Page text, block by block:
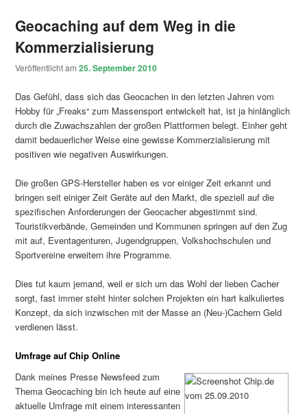
Geocaching auf dem Weg in die
Kommerzialisierung
Veröffentlicht am25. September 2010
Das Gefühl, dass sich das Geocachen in den letzten Jahren vom
Hobby für „Freaks“ zum Massensport entwickelt hat, ist ja hinlänglich
durch die Zuwachszahlen der großen Plattformen belegt. Einher geht
damit bedauerlicher Weise eine gewisse Kommerzialisierung mit
positiven wie negativen Auswirkungen.
Die großen GPS-Hersteller haben es vor einiger Zeit erkannt und
bringen seit einiger Zeit Geräte auf den Markt, die speziell auf die
spezifischen Anforderungen der Geocacher abgestimmt sind.
Touristikverbände, Gemeinden und Kommunen springen auf den Zug
mit auf, Eventagenturen, Jugendgruppen, Volkshochschulen und
Sportvereine erweitern ihre Programme.
Dies tut kaum jemand, weil er sich um das Wohl der lieben Cacher
sorgt, fast immer steht hinter solchen Projekten ein hart kalkuliertes
Konzept, da sich inzwischen mit der Masse an (Neu-)Cachern Geld
verdienen lässt.
Umfrage auf Chip Online
Dank meines Presse Newsfeed zum
Thema Geocaching bin ich heute auf eine
aktuelle Umfrage mit einem interessanten